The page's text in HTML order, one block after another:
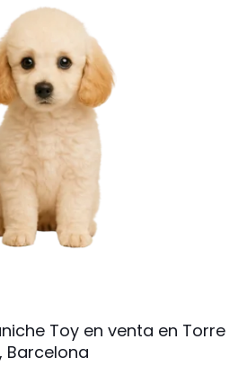
Toy en venta en Torre
Barcelona